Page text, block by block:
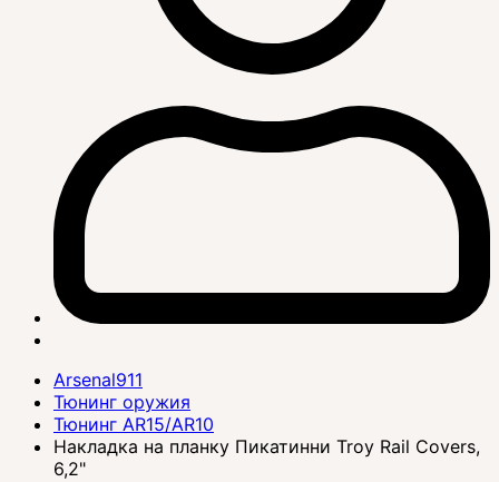
Arsenal911
Тюнинг оружия
Тюнинг AR15/AR10
Накладка на планку Пикатинни Troy Rail Covers,
6,2"